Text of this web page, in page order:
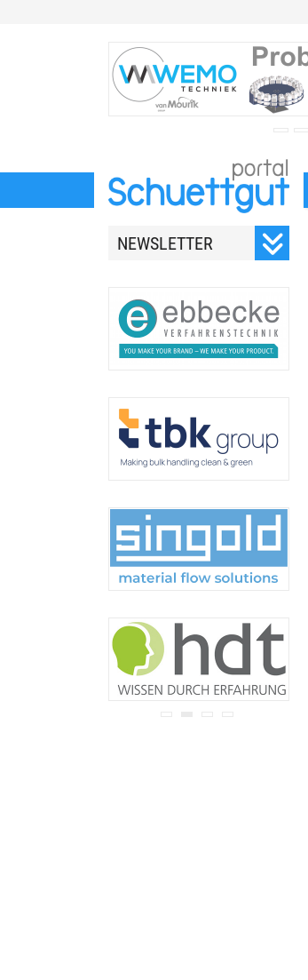
NEWSLETTER
Newsletter.
Ihre Adresse wird nicht an
Dritte weitergegeben.
Zu unseren Datenschutz-
Bestimmungen.